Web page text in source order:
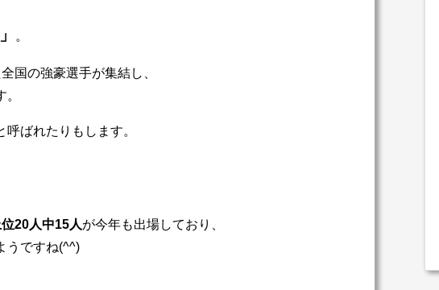
。
国の強豪選手が集結し、
呼ばれたりもします。
位20人中15人が今年も出場しており、
うですね(^^)